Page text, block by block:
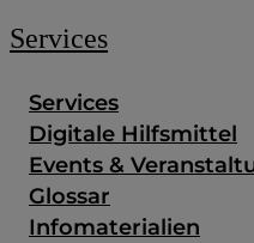
Services
Services
Digitale Hilfsmittel
Events &
Glossar
Infomaterialien